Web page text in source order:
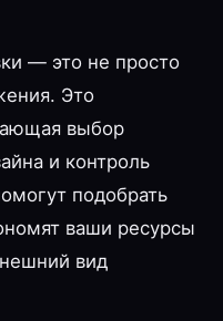
— это не просто
Это
выбор
и контроль
подобрать
ваши ресурсы
вид